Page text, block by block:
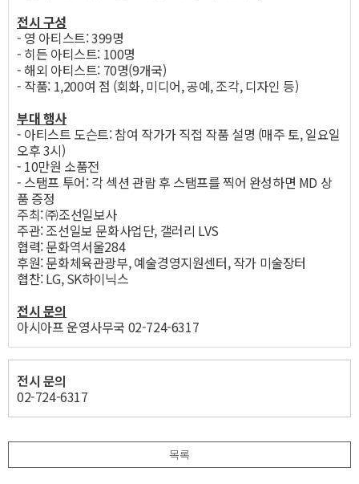
전시 구성
- 영 아티스트: 399명
- 히든 아티스트: 100명
- 해외 아티스트: 70명(9개국)
- 작품: 1,200여 점 (회화, 미디어, 공예, 조각, 디자인 등)
부대 행사
- 아티스트 도슨트: 참여 작가가 직접 작품 설명 (매주 토, 일요일
오후 3시)
- 10만원 소품전
- 스탬프 투어: 각 섹션 관람 후 스탬프를 찍어 완성하면 MD 상
품 증정
주최: ㈜조선일보사
주관: 조선일보 문화사업단, 갤러리 LVS
협력: 문화역서울284
후원: 문화체육관광부, 예술경영지원센터, 작가 미술장터
협찬: LG, SK하이닉스
전시 문의
아시아프 운영사무국 02-724-6317
전시 문의
02-724-6317
목록